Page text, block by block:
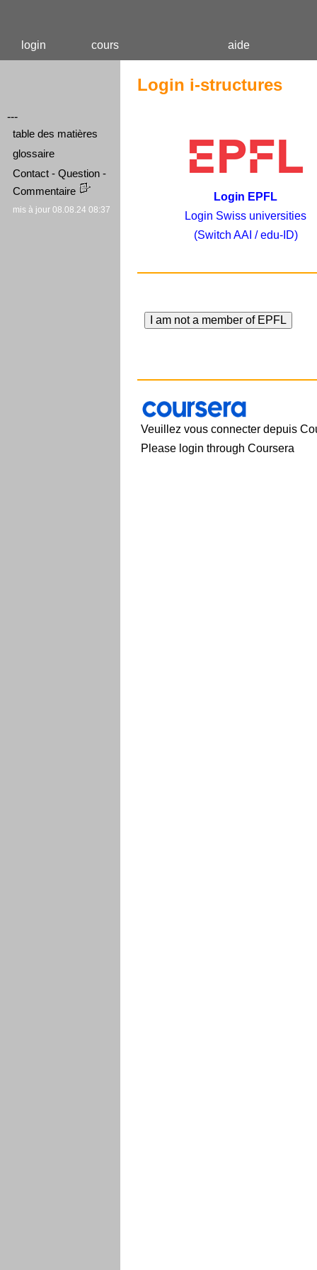
login cours aide
---
table des matières
glossaire
Contact - Question -
Commentaire
mis à jour 08.08.24 08:37
Login i-structures
Login EPFL
Login Swiss universities
(Switch AAI / edu-ID)
Veuillez vous connecter depuis
Please login through Coursera